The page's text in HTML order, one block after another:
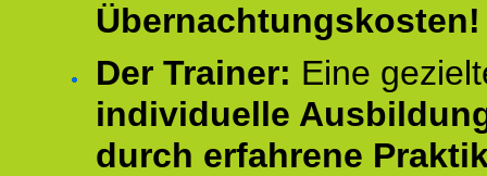
Übernachtungskosten!
Der Trainer: Eine
individuelle
durch erfahrene